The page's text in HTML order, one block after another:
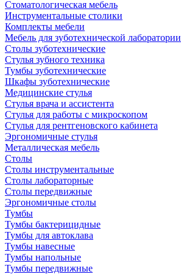
Стоматологическая мебель
Инструментальные столики
Комплекты мебели
Мебель для зуботехнической лаборатории
Столы зуботехнические
Стулья зубного техника
Тумбы зуботехнические
Шкафы зуботехнические
Медицинские стулья
Стулья врача и ассистента
Стулья для работы с микроскопом
Стулья для рентгеновского кабинета
Эргономичные стулья
Металлическая мебель
Столы
Столы инструментальные
Столы лабораторные
Столы передвижные
Эргономичные столы
Тумбы
Тумбы бактерицидные
Тумбы для автоклава
Тумбы навесные
Тумбы напольные
Тумбы передвижные